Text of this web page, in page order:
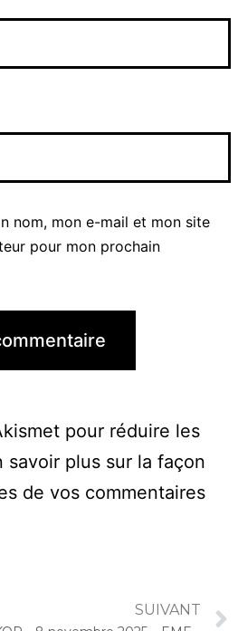
nom, mon e-mail et mon site
pour mon prochain
pour réduire les
savoir plus sur la façon
de vos commentaires
SUIVANT